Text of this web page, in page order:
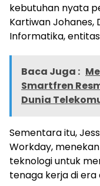
kebutuhan nyata
Kartiwan Johanes,
Informatika,
Baca Juga :
Smartfren
Dunia
Sementara itu,
Workday,
teknologi untuk
tenaga kerja di era